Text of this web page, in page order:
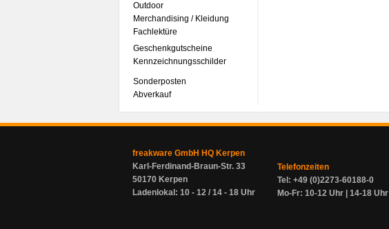
Outdoor
Merchandising / Kleidung
Fachlektüre
Geschenkgutscheine
Kennzeichnungsschilder
Sonderposten
Abverkauf
freakware GmbH HQ Kerpen
Karl-Ferdinand-Braun-Str. 33
50170 Kerpen
Ladenlokal: 10 - 12 / 14 - 18 Uhr
Telefonzeiten
Tel: +49 (0)2273-60188-0
Mo-Fr: 10-12 Uhr | 14-18 Uhr